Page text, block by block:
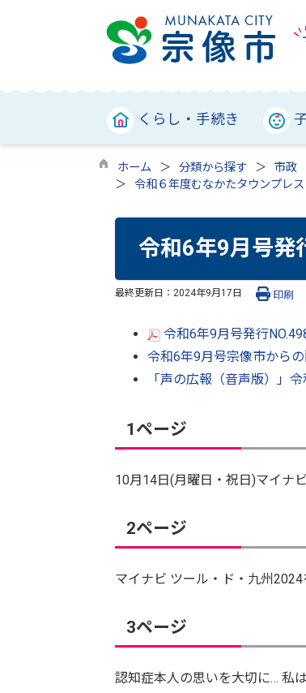
くらし・手続き
ホーム 分類から探す 市政
令和６年度むなかたタウンプレス
令和6年9月号発
最終更新日： 2024年9月17日 印刷
令和6年9月号発行
令和6年9月号宗像市から
「声の広報（音声版）」
1ページ
10月14日(月曜日・祝日)マイナ
2ページ
マイナビ ツール・ド・九州2024
3ページ
認知症本人の思いを大切に… 私